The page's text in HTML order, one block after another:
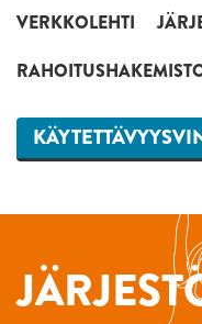
VERKKOLEHTI